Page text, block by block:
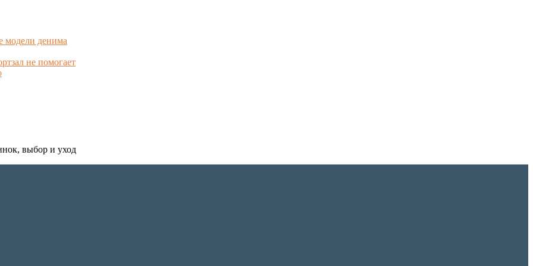
модели денима
не помогает
выбор и уход